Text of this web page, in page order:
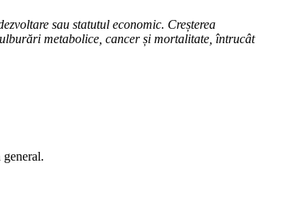
sau statutul economic. Creșterea
metabolice, cancer și mortalitate, întrucât